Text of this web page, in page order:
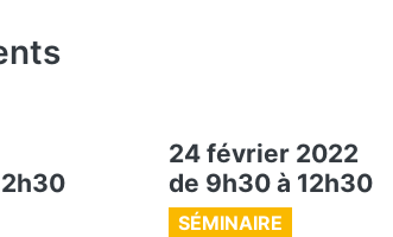
24 février 2022
de 9h30 à 12h30
SÉMINAIRE